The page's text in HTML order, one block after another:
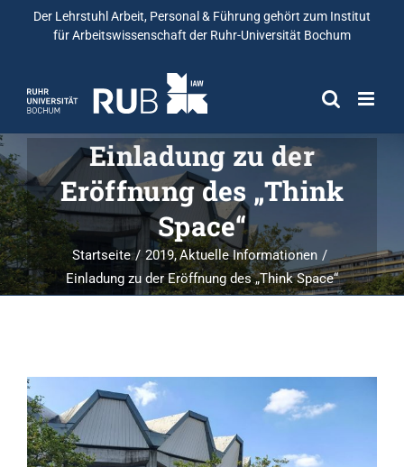
Der Lehrstuhl Arbeit, Personal & Führung gehört zum Institut
für Arbeitswissenschaft der Ruhr-Universität Bochum
Einladung zu der
Eröffnung des „Think
Space“
Startseite 2019 Aktuelle Informationen
Einladung zu der Eröffnung des „Think Space“